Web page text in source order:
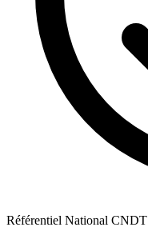
Référentiel National CNDT